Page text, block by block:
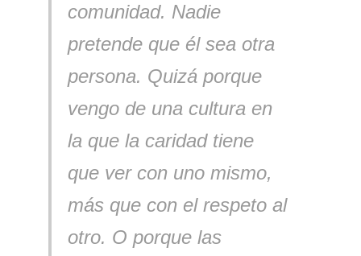
comunidad. Nadie
pretende que él sea otra
persona. Quizá porque
vengo de una cultura en
la que la caridad tiene
que ver con uno mismo,
más que con el respeto al
otro. O porque las